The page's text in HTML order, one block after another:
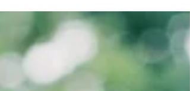
zowel buiten of binnen te trouwen! Dit stel had de
ceremonie binnen. Voor mij tijd om nog wat aankleed
foto's van de bruidegom te maken en foto's van de lege
trouwzaal. Het leuke is dat ik fotografie en film kan
combineren. De gehele ceremonie film ik aan 1